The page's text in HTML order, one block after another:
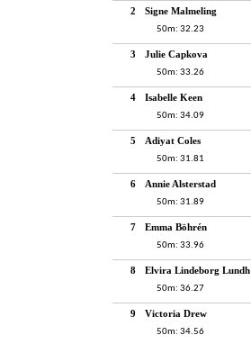
2 Signe Malmeling
50m: 32.23
3 Julie Capkova
50m: 33.26
4 Isabelle Keen
50m: 34.09
5 Adiyat Coles
50m: 31.81
6 Annie Alsterstad
50m: 31.89
7 Emma Böhrén
50m: 33.96
8 Elvira Lindeborg Lundh
50m: 36.27
9 Victoria Drew
50m: 34.56